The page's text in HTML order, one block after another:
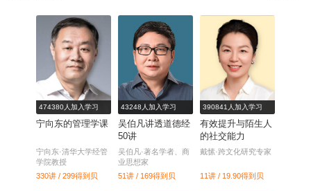
全部
课程
每天听本书
电子书
474380人加入学习
宁向东的管理学课
宁向东·清华大学经管
学院教授
330讲 / 299得到贝
43248人加入学习
吴伯凡讲透道德经
50讲
吴伯凡·著名学者、商
业思想家
51讲 / 169得到贝
390841人加入学习
有效提升与陌生人
的社交能力
戴愫·跨文化研究专家
11讲 / 19.90得到贝